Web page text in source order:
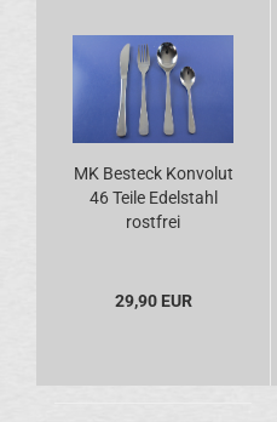
MK Besteck Konvolut
46 Teile Edelstahl
rostfrei
29,90 EUR